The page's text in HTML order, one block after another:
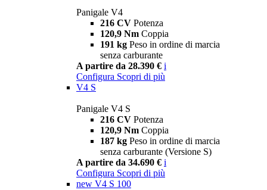
Panigale V4
216 CV Potenza
120,9 Nm Coppia
191 kg Peso in ordine di marcia
senza carburante
A partire da 28.390 € i
Configura Scopri di più
V4 S
Panigale V4 S
216 CV Potenza
120,9 Nm Coppia
187 kg Peso in ordine di marcia
senza carburante (Versione S)
A partire da 34.690 € i
Configura Scopri di più
new V4 S 100